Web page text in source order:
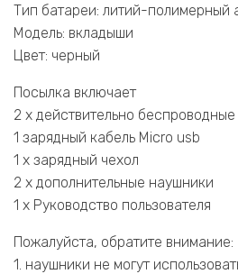
Тип батареи: литий-полимерный
Модель: вкладыши
Цвет: черный
Посылка включает
2 x действительно
1 зарядный кабель Micro usb
1 x зарядный чехол
2 x дополнительные наушники
1 х Руководство пользователя
Пожалуйста, обратите внимание:
1. наушники не могут